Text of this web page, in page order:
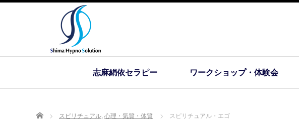
志麻絹依セラピー ワークショップ・体験会
Home スピリチュアル, 心理・気質・体質 スピリチュアル・エゴ